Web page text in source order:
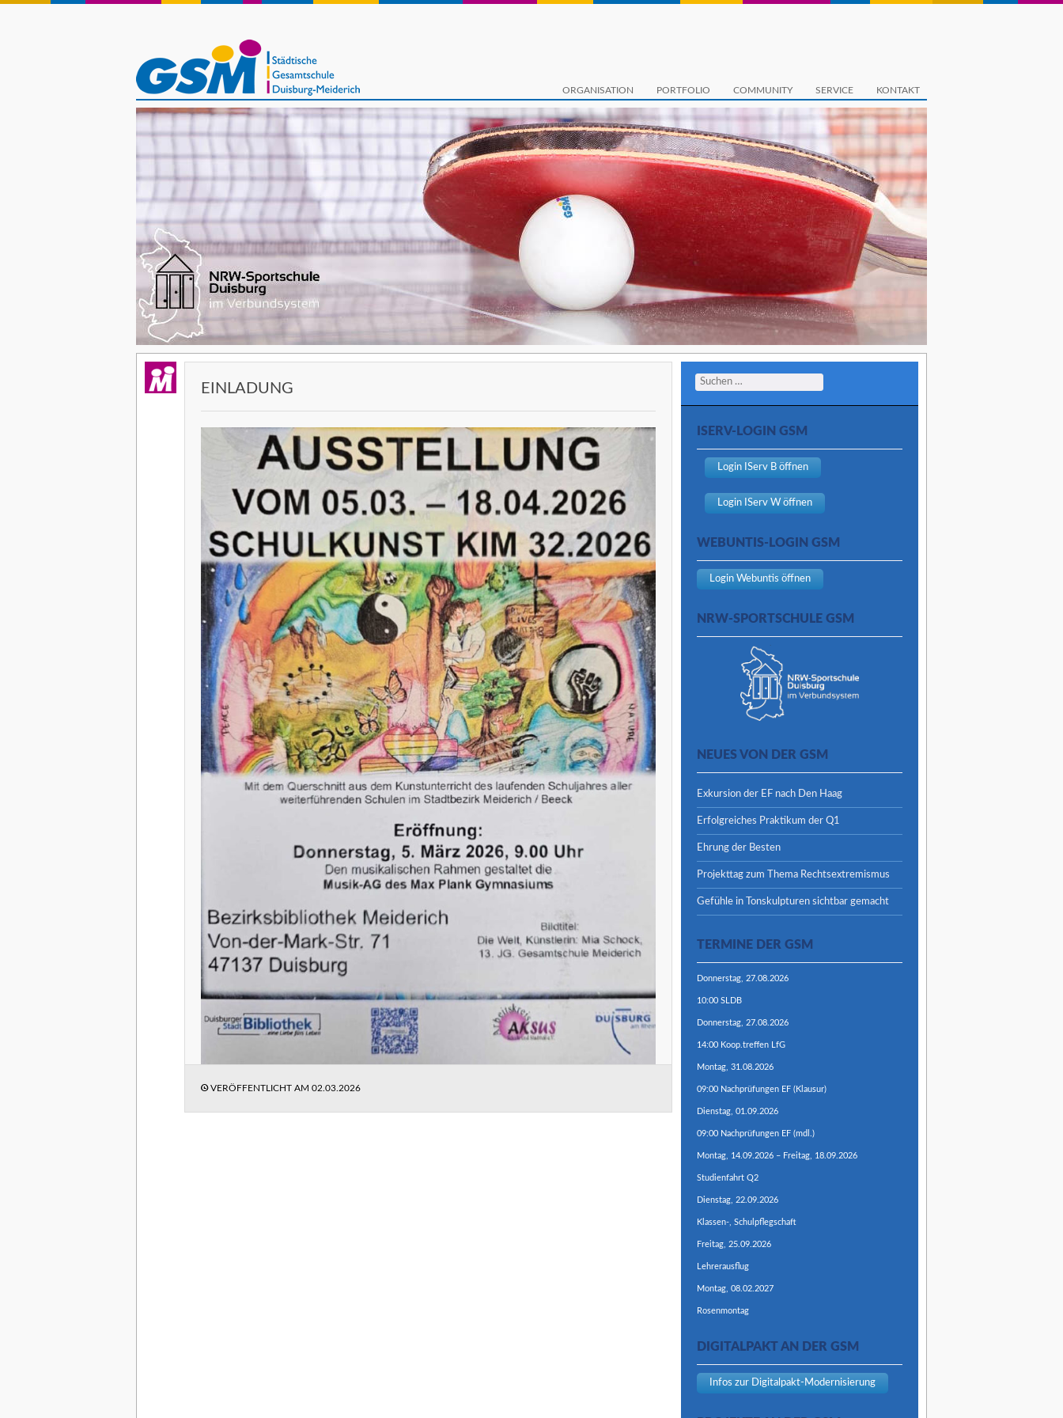
ORGANISATION PORTFOLIO COMMUNITY SERVICE KONTAKT
EINLADUNG
VERÖFFENTLICHT AM 02.03.2026
Search
ISERV-LOGIN GSM
Login IServ B öffnen
Login IServ W öffnen
WEBUNTIS-LOGIN GSM
Login Webuntis öffnen
NRW-SPORTSCHULE GSM
NEUES VON DER GSM
Exkursion der EF nach Den Haag
Erfolgreiches Praktikum der Q1
Ehrung der Besten
Projekttag zum Thema Rechtsextremismus
Gefühle in Tonskulpturen sichtbar gemacht
TERMINE DER GSM
Donnerstag, 27.08.2026
10:00 SLDB
Donnerstag, 27.08.2026
14:00 Koop.treffen LfG
Montag, 31.08.2026
09:00 Nachprüfungen EF (Klausur)
Dienstag, 01.09.2026
09:00 Nachprüfungen EF (mdl.)
Montag, 14.09.2026 – Freitag, 18.09.2026
Studienfahrt Q2
Dienstag, 22.09.2026
Klassen-, Schulpflegschaft
Freitag, 25.09.2026
Lehrerausflug
Montag, 08.02.2027
Rosenmontag
DIGITALPAKT AN DER GSM
Infos zur Digitalpakt-Modernisierung